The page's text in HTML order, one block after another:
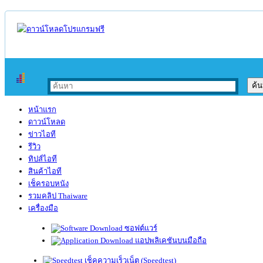
หน้าแรก
ดาวน์โหลด
ข่าวไอที
รีวิว
ทิปส์ไอที
สินค้าไอที
เช็ครอบหนัง
รวมคลิป Thaiware
เครื่องมือ
ซอฟต์แวร์
แอปพลิเคชันบนมือถือ
เช็คความเร็วเน็ต (Speedtest)